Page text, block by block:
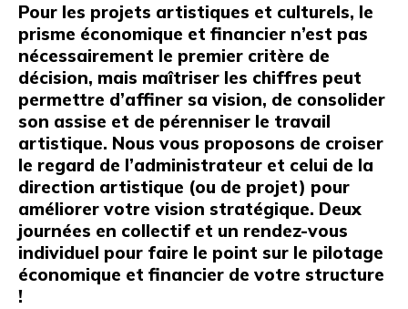
Pour les projets artistiques et culturels, le
prisme économique et financier n’est pas
nécessairement le premier critère de
décision, mais maîtriser les chiffres peut
permettre d’affiner sa vision, de consolider
son assise et de pérenniser le travail
artistique. Nous vous proposons de croiser
le regard de l’administrateur et celui de la
direction artistique (ou de projet) pour
améliorer votre vision stratégique. Deux
journées en collectif et un rendez-vous
individuel pour faire le point sur le pilotage
économique et financier de votre structure
!